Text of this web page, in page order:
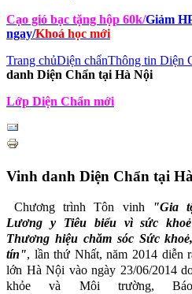
Cạo gió bạc tặng hộp 60k/Giảm
ngay/Khoá học mới
Trang chủDiện chẩnThông tin Diện
danh Diện Chẩn tại Hà Nội
Lớp Diện Chẩn mới
Vinh danh Diện Chẩn tại
Chương trình Tôn vinh
"Gia
Lương y Tiêu biểu vì sức
Thương hiệu chăm sóc Sức
tín", lần thứ Nhất, năm 2014 diễn
lớn Hà Nội vào ngày 23/06/2014
khỏe và Môi trường,